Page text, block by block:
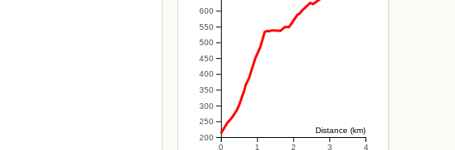
200
250
300
350
400
450
500
550
600
0 1 2 3 4
Distance (km)